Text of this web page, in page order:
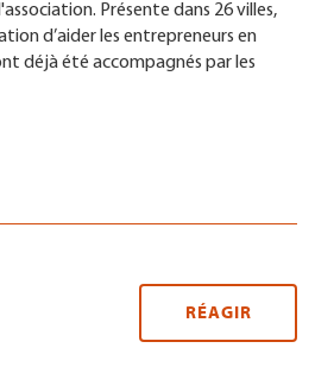
Présente dans 26 villes,
d’aider les entrepreneurs en
déjà été accompagnés par les
RÉAGIR